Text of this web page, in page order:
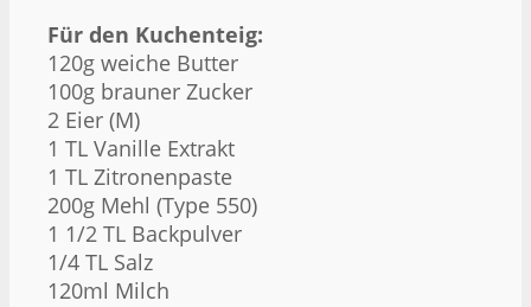
Für den Kuchenteig:
120g weiche Butter
100g brauner Zucker
2 Eier (M)
1 TL Vanille Extrakt
1 TL Zitronenpaste
200g Mehl (Type 550)
1 1/2 TL Backpulver
1/4 TL Salz
120ml Milch